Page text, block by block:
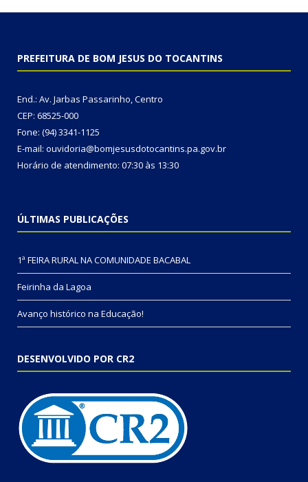
PREFEITURA DE BOM JESUS DO TOCANTINS
End.: Av. Jarbas Passarinho, Centro
CEP: 68525-000
Fone: (94) 3341-1125
E-mail: ouvidoria@bomjesusdotocantins.pa.gov.br
Horário de atendimento: 07:30 às 13:30
ÚLTIMAS PUBLICAÇÕES
1ª FEIRA RURAL NA COMUNIDADE BACABAL
Feirinha da Lagoa
Avanço histórico na Educação!
DESENVOLVIDO POR CR2